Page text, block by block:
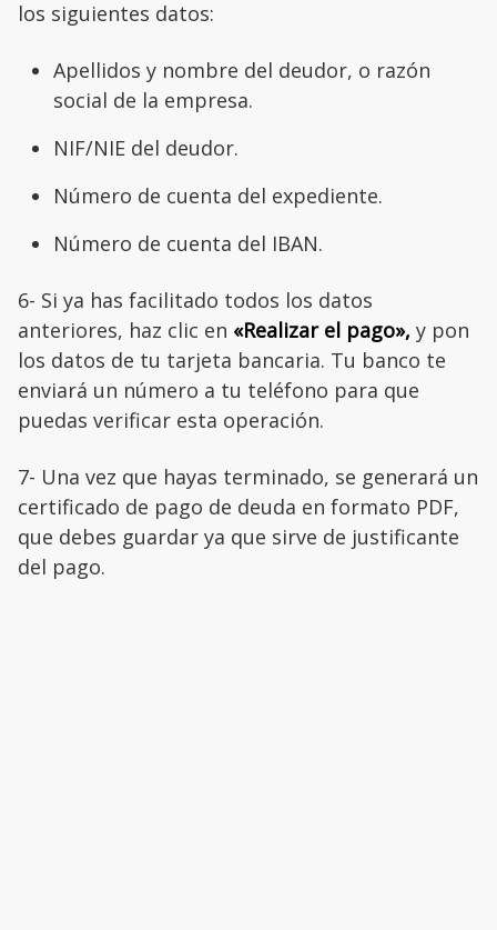
los siguientes datos:
Apellidos y nombre del deudor, o razón
social de la empresa.
NIF/NIE del deudor.
Número de cuenta del expediente.
Número de cuenta del IBAN.
6- Si ya has facilitado todos los datos
anteriores, haz clic en «Realizar el pago», y pon
los datos de tu tarjeta bancaria. Tu banco te
enviará un número a tu teléfono para que
puedas verificar esta operación.
7- Una vez que hayas terminado, se generará un
certificado de pago de deuda en formato PDF,
que debes guardar ya que sirve de justificante
del pago.